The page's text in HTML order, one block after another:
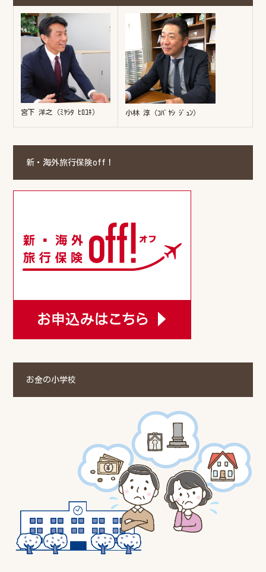
宮下 洋之（ﾐﾔｼﾀ ﾋﾛﾕｷ） 小林 淳（ｺﾊﾞﾔｼ ｼﾞｭﾝ）
新・海外旅行保険off！
お金の小学校